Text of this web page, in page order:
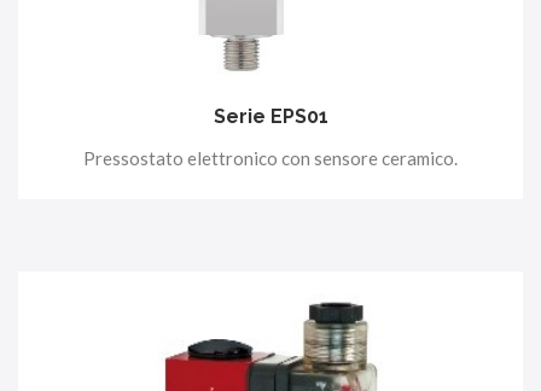
Serie EPS01
Pressostato elettronico con sensore ceramico.